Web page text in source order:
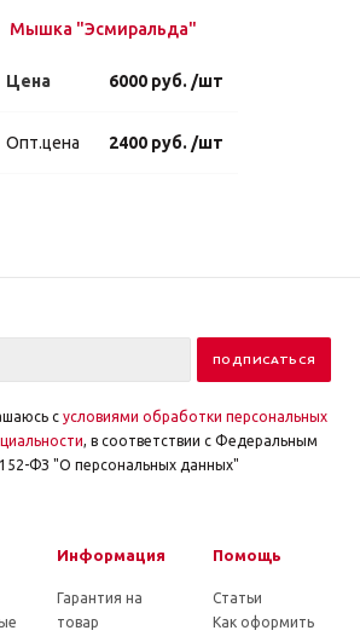
Мышка "Эсмиральда"
Цена 6000 руб. /шт
Опт.цена 2400 руб. /шт
с условиями обработки персональных
, в соответствии с Федеральным
ФЗ "О персональных данных"
Информация
Гарантия на
товар
Помощь
Статьи
Как оформить